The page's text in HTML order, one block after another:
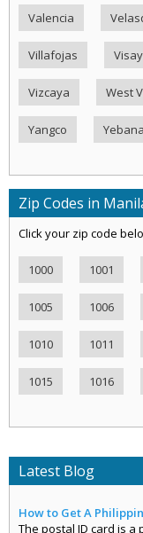
Valencia
Villafojas
Vizcaya West
Yangco Yebana
Zip Codes in
Click your zip code
1000 1001
1005 1006
1010 1011
1015 1016
Latest Blog
How to Get A
The postal ID card is